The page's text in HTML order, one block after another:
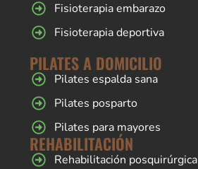
Fisioterapia embarazo
Fisioterapia deportiva
PILATES A DOMICILIO
Pilates espalda sana
Pilates posparto
Pilates para mayores
REHABILITACIÓN
Rehabilitación posquirúrgica